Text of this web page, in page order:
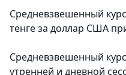
Средневзвешенный
тенге за доллар США
Средневзвешенный
утренней и дневной